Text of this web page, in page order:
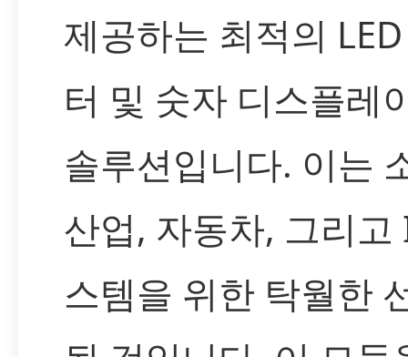
제공하는 최적의
터 및 숫자 디스플레
솔루션입니다. 이는
산업, 자동차, 그리고
스템을 위한 탁월한